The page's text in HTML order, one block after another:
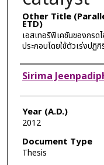
Other Title
ETD)
เอสเทอริฟิเคชันของกรด
ประกอบโดยใช้ตัวเร่งปฏิ
Author
Sirima
Year (A.D.)
2012
Document Type
Thesis